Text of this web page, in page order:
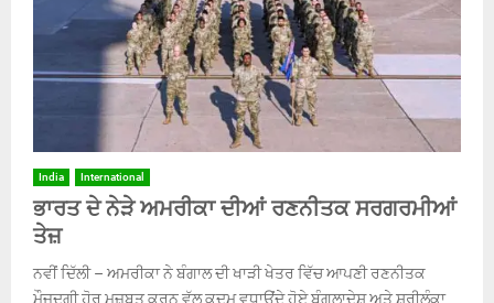
India International
ਭਾਰਤ ਦੇ ਨੇੜੇ ਅਮਰੀਕਾ ਦੀਆਂ ਰਣਨੀਤਕ ਸਰਗਰਮੀਆਂ
ਤੇਜ਼
ਨਵੀਂ ਦਿੱਲੀ – ਅਮਰੀਕਾ ਨੇ ਬੰਗਾਲ ਦੀ ਖਾੜੀ ਖੇਤਰ ਵਿੱਚ ਆਪਣੀ ਰਣਨੀਤਕ
ਮੌਜੂਦਗੀ ਹੋਰ ਮਜ਼ਬੂਤ ਕਰਨ ਵੱਲ ਕਦਮ ਵਧਾਉਂਦੇ ਹੋਏ ਬੰਗਲਾਦੇਸ਼ ਅਤੇ ਸ਼੍ਰੀਲੰਕਾ